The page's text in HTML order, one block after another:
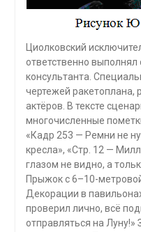
Циолковский
ответственно выполнял
консультанта.
чертежей ракетоплана,
актёров. В тексте
многочисленные
«Кадр 253 — Ремни не
кресла», «Стр. 12 —
глазом не видно, а
Прыжок с 6–10-
Декорации в
проверил лично, всё
отправляться на Луну!»